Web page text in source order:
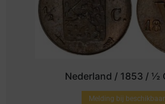
Nederland / 1853 / ½
Melding bij